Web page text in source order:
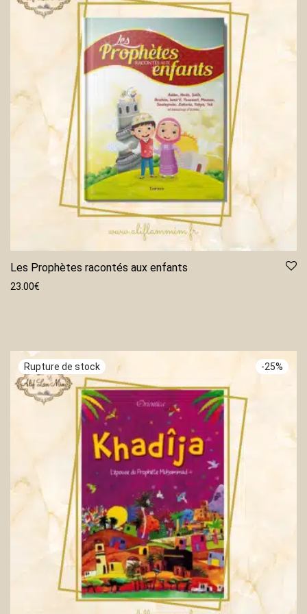
Les Prophètes racontés aux enfants
23.00€
-25%